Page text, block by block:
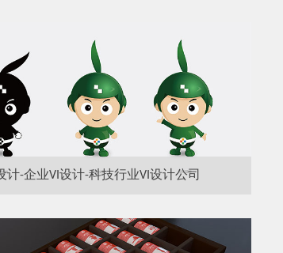
计-企业VI设计-科技行业VI设计公司